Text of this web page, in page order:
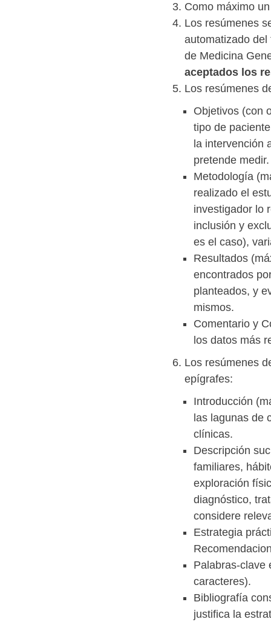
Como máximo
Los resúmenes
automatizado
de Medicina
aceptados los
Los resúmenes
Objetivos (con
tipo de
la intervención
pretende medir.
Metodología
realizado el
investigador lo
inclusión y
es el caso),
Resultados
encontrados
planteados, y
mismos.
Comentario y
los datos más
Los resúmenes
epígrafes:
Introducción
las lagunas de
clínicas.
Descripción
familiares,
exploración
diagnóstico,
considere
Estrategia
Palabras-clave
caracteres).
Bibliografía
justifica la